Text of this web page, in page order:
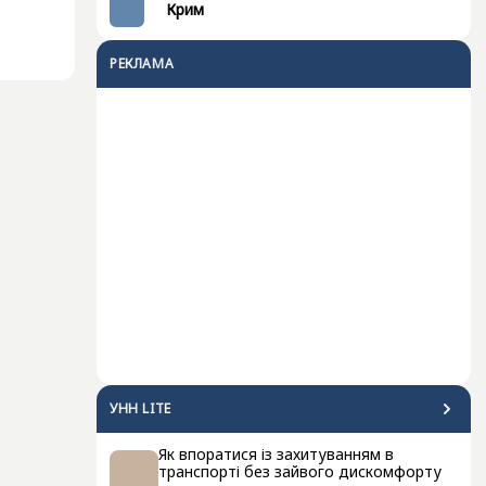
Крим
РЕКЛАМА
УНН LITE
Як впоратися із захитуванням в
транспорті без зайвого дискомфорту